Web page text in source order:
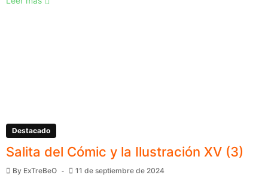
Destacado
Salita del Cómic y la Ilustración XV (3)
By ExTreBeO 11 de septiembre de 2024